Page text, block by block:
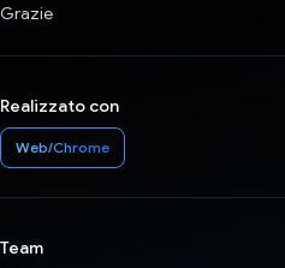
Grazie
Realizzato con
Web/Chrome
Team